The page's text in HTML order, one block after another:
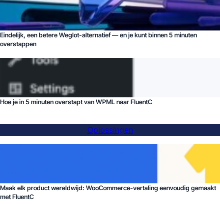
Eindelijk, een betere Weglot-alternatief — en je kunt binnen 5 minuten
overstappen
Hoe je in 5 minuten overstapt van WPML naar FluentC
Oplossingen
Maak elk product wereldwijd: WooCommerce-vertaling eenvoudig gemaakt
met FluentC